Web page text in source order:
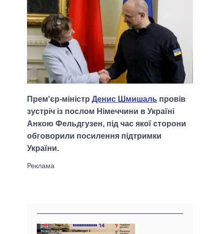
Прем'єр-міністр Денис Шмишаль провів
зустріч із послом Німеччини в Україні
Анкою Фельдгузен, під час якої сторони
обговорили посилення підтримки
України.